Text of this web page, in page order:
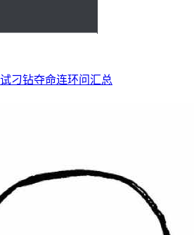
刁钻夺命连环问汇总